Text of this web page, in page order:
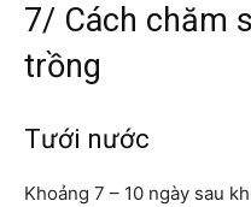
7/ Cách chăm
trồng
Tưới nước
Khoảng 7 – 10 ngày sau